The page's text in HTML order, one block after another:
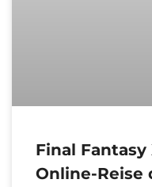
Final Fantasy
Online-Reise